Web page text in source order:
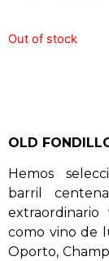
Out of stock
OLD
Hemos
barril
extraordinario
como vino de
Oporto,